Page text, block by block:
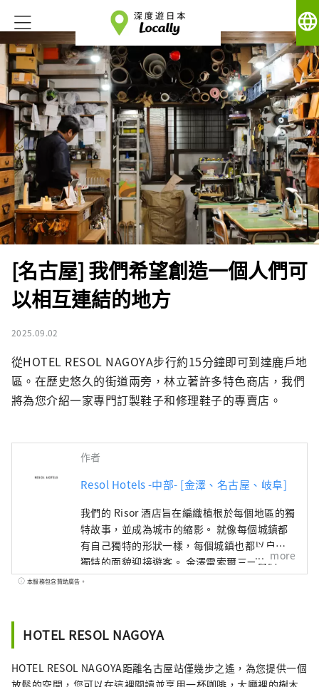
language
[名古屋] 我們希望創造一個人們可
以相互連結的地方
2025.09.02
從HOTEL RESOL NAGOYA步行約15分鐘即可到達鹿戶地
區。在歷史悠久的街道兩旁，林立著許多特色商店，我們
將為您介紹一家專門訂製鞋子和修理鞋子的專賣店。
作者
Resol Hotels -中部- [金澤、名古屋、岐阜]
我們的 Risor 酒店旨在編織植根於每個地區的獨
特故事，並成為城市的縮影。 就像每個城鎮都
有自己獨特的形狀一樣，每個城鎮也都以自己
獨特的面貌迎接遊客。 金澤雷索爾三一飯店 ～
只有在這個城鎮才能享受到的時光～ 金澤是北
的金澤禦堂。 戰國時代，在大小枝氏的統治
下，工藝、表演藝術等傳統文化得到了發展。
金澤雷索爾三一酒店旨在傳達金澤獨特的魅
力， 它的建立旨在成為文化傳承和城市發展的
more
本服務包含贊助廣告。
HOTEL RESOL NAGOYA
HOTEL RESOL NAGOYA距離名古屋站僅幾步之遙，為您提供一個